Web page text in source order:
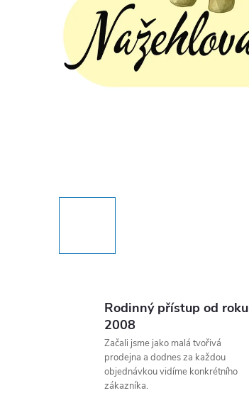
Rodinný přístup od roku
2008
Začali jsme jako malá tvořivá
prodejna a dodnes za každou
objednávkou vidíme konkrétního
zákazníka.